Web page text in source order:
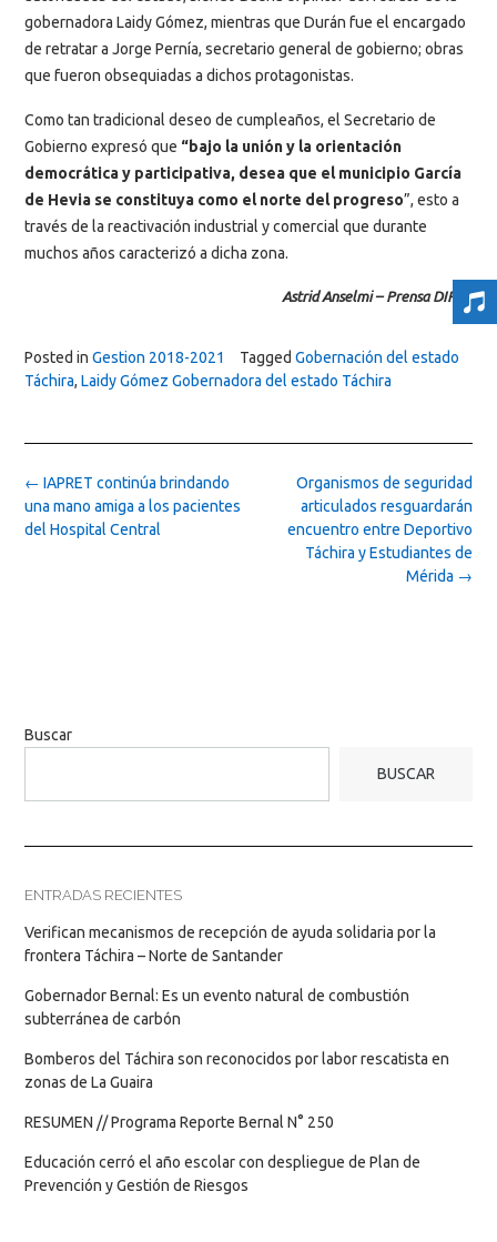
gobernadora Laidy Gómez, mientras que Durán fue el encargado
de retratar a Jorge Pernía, secretario general de gobierno; obras
que fueron obsequiadas a dichos protagonistas.
Como tan tradicional deseo de cumpleaños, el Secretario de
Gobierno expresó que “bajo la unión y la orientación
democrática y participativa, desea que el municipio García
de Hevia se constituya como el norte del progreso”, esto a
través de la reactivación industrial y comercial que durante
muchos años caracterizó a dicha zona.
Astrid Anselmi – Prensa DIRCI.
Posted in Gestion 2018-2021 Tagged Gobernación del estado
Táchira, Laidy Gómez Gobernadora del estado Táchira
Post
navigation
Organismos de seguridad
articulados resguardarán
encuentro entre Deportivo
Táchira y Estudiantes de
Mérida →
← IAPRET continúa brindando
una mano amiga a los pacientes
del Hospital Central
Buscar
BUSCAR
ENTRADAS RECIENTES
Verifican mecanismos de recepción de ayuda solidaria por la
frontera Táchira – Norte de Santander
Gobernador Bernal: Es un evento natural de combustión
subterránea de carbón
Bomberos del Táchira son reconocidos por labor rescatista en
zonas de La Guaira
RESUMEN // Programa Reporte Bernal N° 250
Educación cerró el año escolar con despliegue de Plan de
Prevención y Gestión de Riesgos